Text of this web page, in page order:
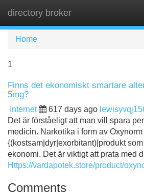
directory broker
Home
1
Finns det ekonomiskt smartare
5mg?
Internet 617 days ago
Det är förståeligt att man vill spara
medicin. Narkotika i form av
{(kostsam|dyr|exorbitant)|produkt
ekonomi. Det är viktigt att prata med
Https://vardapotek.store/product/
Comments